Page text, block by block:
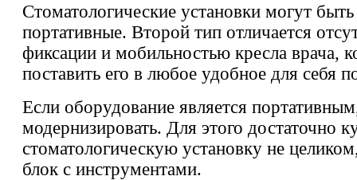
Стоматологические установки могут
портативные. Второй тип отличается
фиксации и мобильностью кресла врача,
поставить его в любое удобное для себя
Если оборудование является
модернизировать. Для этого достаточно
стоматологическую установку не
блок с инструментами.